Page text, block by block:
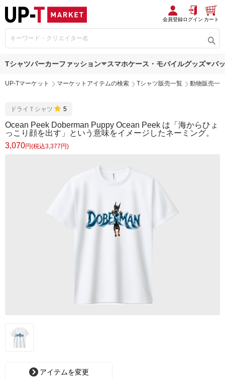
会員登録ログイン カート
Tシャツパーカーファッション スマホケース・モバイルグッズ バ
UP-Tマーケット マーケットアイテムの検索 Tシャツ販売一覧 動物販売一
ドライＴシャツ 5
Ocean Peek Doberman Puppy Ocean Peek は「海からひょ
っこり顔を出す」という意味をイメージしたネーミング。
3,070円(税込3,377円)
アイテムを変更